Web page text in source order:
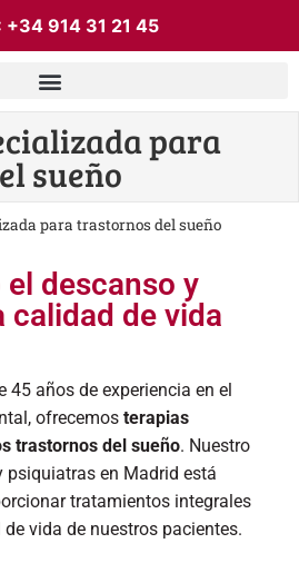
+34 914 31 21 45
para
sueño
para trastornos del sueño
descanso y
calidad de vida
45 años de experiencia en el
ofrecemos terapias
trastornos del sueño. Nuestro
psiquiatras en Madrid está
tratamientos integrales
vida de nuestros pacientes.​